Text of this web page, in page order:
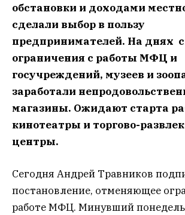
обстановки и доходами
сделали выбор в пользу
предпринимателей. На днях
ограничения с работы МФЦ и
госучреждений, музеев и
заработали
магазины. Ожидают старта
кинотеатры и торгово-
центры.
Сегодня Андрей Травников
постановление, отменяющее
работе МФЦ. Минувший